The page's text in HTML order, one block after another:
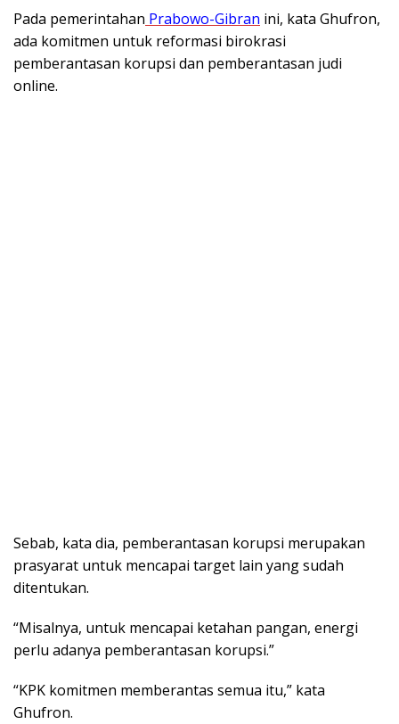
Pada pemerintahan Prabowo-Gibran ini, kata Ghufron,
ada komitmen untuk reformasi birokrasi
pemberantasan korupsi dan pemberantasan judi
online.
Sebab, kata dia, pemberantasan korupsi merupakan
prasyarat untuk mencapai target lain yang sudah
ditentukan.
“Misalnya, untuk mencapai ketahan pangan, energi
perlu adanya pemberantasan korupsi.”
“KPK komitmen memberantas semua itu,” kata
Ghufron.